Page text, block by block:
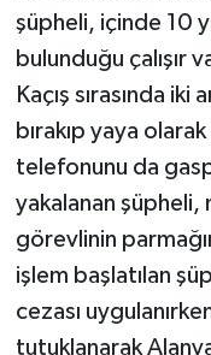
şüpheli, içinde 10
bulunduğu çalışır
Kaçış sırasında
bırakıp yaya
telefonunu da
yakalanan şüpheli,
görevlinin
işlem başlatılan
cezası
tutuklanarak